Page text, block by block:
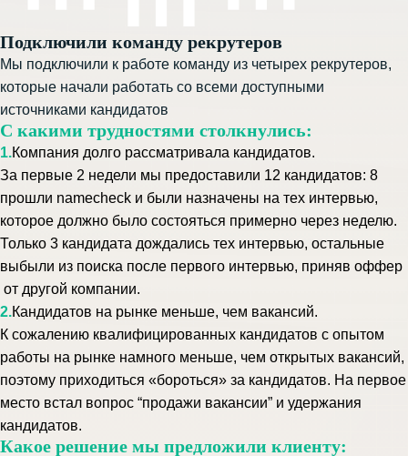
Подключили команду рекрутеров
Мы подключили к работе команду из четырех рекрутеров,
которые начали работать со всеми доступными
источниками кандидатов
С какими трудностями столкнулись:
1.Компания долго рассматривала кандидатов.
За первые 2 недели мы предоставили 12 кандидатов: 8
прошли namecheck и были назначены на тех интервью,
которое должно было состояться примерно через неделю.
Только 3 кандидата дождались тех интервью, остальные
выбыли из поиска после первого интервью, приняв оффер
от другой компании.
2.Кандидатов на рынке меньше, чем вакансий.
К сожалению квалифицированных кандидатов с опытом
работы на рынке намного меньше, чем открытых вакансий,
поэтому приходиться «бороться» за кандидатов. На первое
место встал вопрос “продажи вакансии” и удержания
кандидатов.
Какое решение мы предложили клиенту: